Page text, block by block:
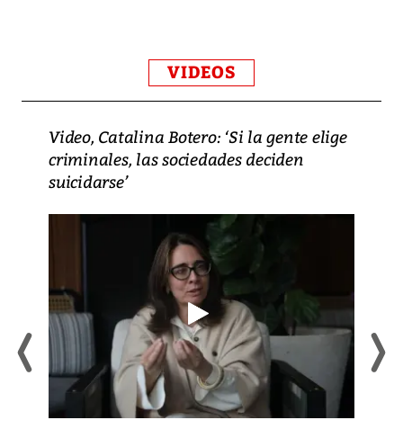
VIDEOS
Video, Catalina Botero: ‘Si la gente elige
criminales, las sociedades deciden
suicidarse’